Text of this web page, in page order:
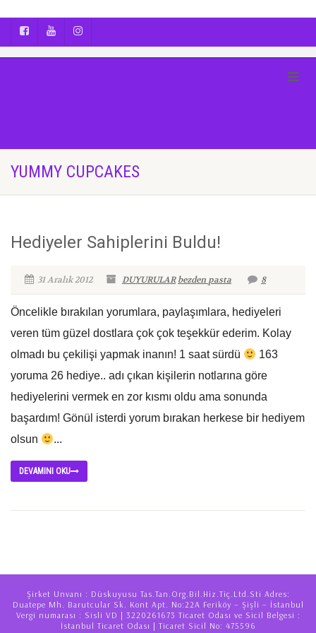
YUMMY CUPCAKES
Hediyeler Sahiplerini Buldu!
31 Aralık 2012 DUYURULAR bezden pasta 8
Öncelikle bırakılan yorumlara, paylaşımlara, hediyeleri
veren tüm güzel dostlara çok çok teşekkür ederim. Kolay
olmadı bu çekilişi yapmak inanın! 1 saat sürdü
163
yoruma 26 hediye.. adı çıkan kişilerin notlarına göre
hediyelerini vermek en zor kısmı oldu ama sonunda
başardım! Gönül isterdi yorum bırakan herkese bir hediyem
olsun
...
DEVAMINI OKU
Şirket Unvanı : Düskuyusu Tas.Tan.Org.Bil.Hiz.Tiç.Ltd.Sti Adres:
Duatepe Mh. Barutcular Sk. Kont Apt. No:22A Feriköy – Şişli – İstanbul
Vergi numarası : Sisli VD | 3220261673 Ticaret Odası ve Sicil Belgesi :
İstanbul Ticaret Odası | Ticaret Sicil No: 475596